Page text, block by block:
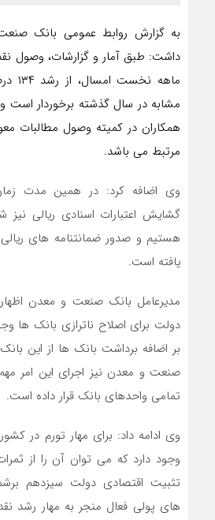
به گزارش روابط عمومی بانک
مشابه در سال گذشته برخوردار است
همکاران در کمیته وصول مطالبات
مرتبط می باشد.
یافته است.
مدیرعامل بانک صنعت و معدن
دولت برای اصلاح ناترازی بانک ها
بر اضافه برداشت بانک ها از این
صنعت و معدن نیز اجرای این امر مهم
تمامی واحدهای بانک قرار داده است.
وی ادامه داد: برای مهار تورم در
وجود دارد که می توان آن را از
تثبیت اقتصادی دولت سیزدهم
های پولی فعال منجر به مهار رشد